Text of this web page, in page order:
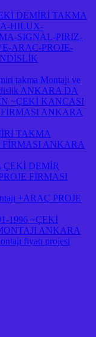
DEMİRİ TAKMA
HILUX-
SIGNAL-PIRIZ-
ARAC-PROJE-
takma Montajı ve
ANKARA DA
~ÇEKİ KANCASI
ANKARA
TAKMA
FİRMASI ANKARA
ÇEKİ DEMİR
FİRMASI
+ARAÇ PROJE
1996 ~ÇEKİ
ANKARA
fiyatı projesi